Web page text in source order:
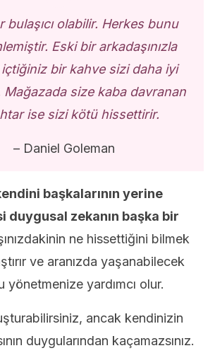
bulaşıcı olabilir. Herkes bunu
Eski bir arkadaşınızla
bir kahve sizi daha iyi
Mağazada size kaba davranan
ise sizi kötü hissettirir.
– Daniel Goleman
başkalarının yerine
duygusal zekanın başka bir
ne hissettiğini bilmek
ve aranızda yaşanabilecek
yönetmenize yardımcı olur.
ancak kendinizin
duygularından kaçamazsınız.